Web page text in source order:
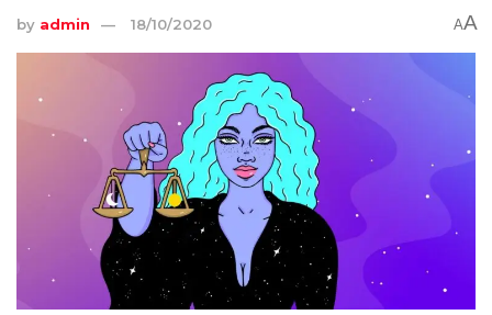
by admin 18/10/2020 AA